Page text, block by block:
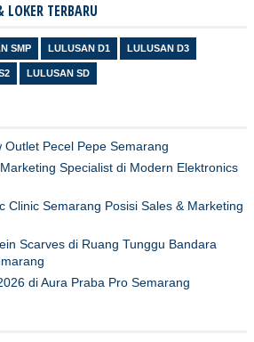
TERBARU
SMP LULUSAN D1 LULUSAN D3
LULUSAN SD
Outlet Pecel Pepe Semarang
Specialist di Modern Elektronics
Clinic Semarang Posisi Sales & Marketing
Scarves di Ruang Tunggu Bandara
di Aura Praba Pro Semarang